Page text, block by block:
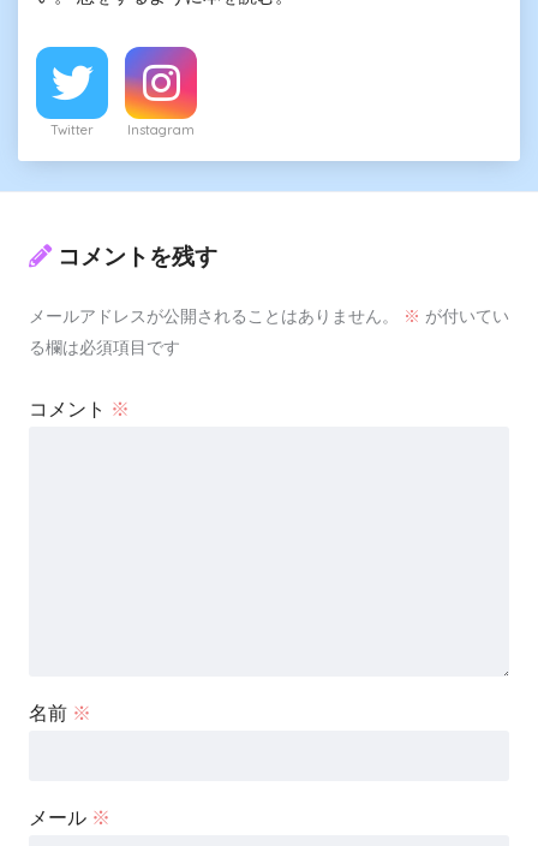
Twitter Instagram
コメントを残す
メールアドレスが公開されることはありません。 ※ が付いてい
る欄は必須項目です
コメント ※
名前 ※
メール ※